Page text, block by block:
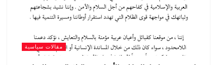
مقالات سياسية